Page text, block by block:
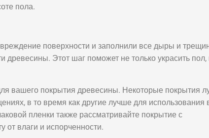
пола.
поверхности и заполнили все дыры и
древесины. Этот шаг поможет не только украсить пол,
вашего покрытия древесины. Некоторые покрытия
в то время как другие лучше для использования
пленки также рассматривайте покрытие с
от влаги и испорченности.